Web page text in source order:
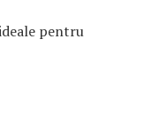
pentru